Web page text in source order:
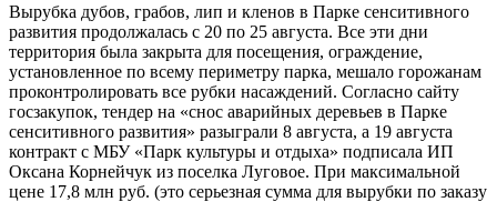
Вырубка дубов, грабов, лип и кленов в Парке сенситивного
развития продолжалась с 20 по 25 августа. Все эти дни
территория была закрыта для посещения, ограждение,
установленное по всему периметру парка, мешало горожанам
проконтролировать все рубки насаждений. Согласно сайту
госзакупок, тендер на «снос аварийных деревьев в Парке
сенситивного развития» разыграли 8 августа, а 19 августа
контракт с МБУ «Парк культуры и отдыха» подписала ИП
Оксана Корнейчук из поселка Луговое. При максимальной
цене 17,8 млн руб. (это серьезная сумма для вырубки по заказу